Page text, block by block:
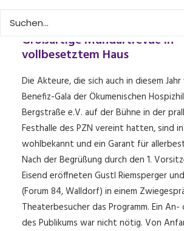
Großartige Mundartrevue in
vollbesetztem Haus
Die Akteure, die sich auch in diesem
Benefiz-Gala der Ökumenischen
Bergstraße e.V. auf der Bühne in der
Festhalle des PZN vereint hatten, sind
wohlbekannt und ein Garant für
Nach der Begrüßung durch den 1.
Eisend eröffneten Gustl Riemsperger
(Forum 84, Walldorf) in einem
Theaterbesucher das Programm. Ein
des Publikums war nicht nötig. Von